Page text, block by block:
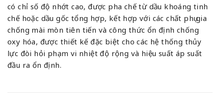
có chỉ số độ nhớt cao, được pha chế từ dầu khoáng tinh
chế hoặc dầu gốc tổng hợp, kết hợp với các chất phụ gia
chống mài mòn tiên tiến và công thức ổn định chống
oxy hóa, được thiết kế đặc biệt cho các hệ thống thủy
lực đòi hỏi phạm vi nhiệt độ rộng và hiệu suất áp suất
đầu ra ổn định.